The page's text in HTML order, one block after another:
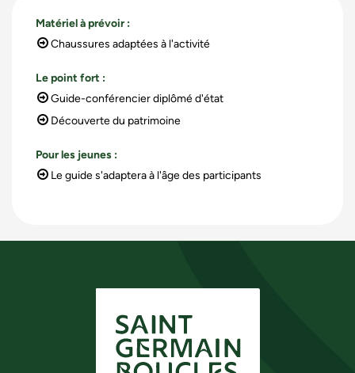
Matériel à prévoir:
Chaussures adaptées à l'activité
Le point fort :
Guide-conférencier diplômé d'état
Découverte du patrimoine
Pour les jeunes :
Le guide s'adaptera à l'âge des participants